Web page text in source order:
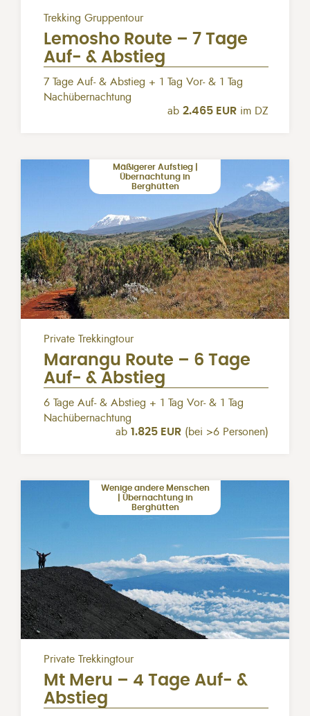
Trekking Gruppentour
Lemosho Route – 7 Tage
Auf- & Abstieg
7 Tage Auf- & Abstieg + 1 Tag Vor- & 1 Tag
Nachübernachtung
ab 2.465 EUR im DZ
Mäßigerer Aufstieg |
Übernachtung in
Berghütten
Private Trekkingtour
Marangu Route – 6 Tage
Auf- & Abstieg
6 Tage Auf- & Abstieg + 1 Tag Vor- & 1 Tag
Nachübernachtung
ab 1.825 EUR (bei >6 Personen)
Wenige andere Menschen
| Übernachtung in
Berghütten
Private Trekkingtour
Mt Meru – 4 Tage Auf- &
Abstieg